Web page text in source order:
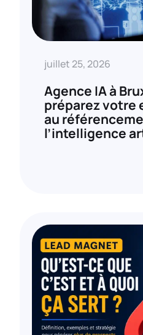
juillet 25, 2026
Agence IA à
préparez votre
au
l’intelligence